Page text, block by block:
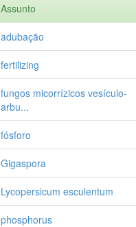
Assunto
adubação
fertilizing
fungos micorrízicos vesículo-
arbu...
fósforo
Gigaspora
Lycopersicum esculentum
phosphorus